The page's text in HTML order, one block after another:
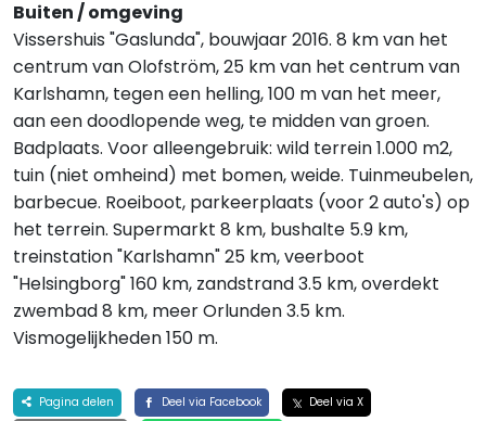
Buiten / omgeving
Vissershuis "Gaslunda", bouwjaar 2016. 8 km van het
centrum van Olofström, 25 km van het centrum van
Karlshamn, tegen een helling, 100 m van het meer,
aan een doodlopende weg, te midden van groen.
Badplaats. Voor alleengebruik: wild terrein 1.000 m2,
tuin (niet omheind) met bomen, weide. Tuinmeubelen,
barbecue. Roeiboot, parkeerplaats (voor 2 auto's) op
het terrein. Supermarkt 8 km, bushalte 5.9 km,
treinstation "Karlshamn" 25 km, veerboot
"Helsingborg" 160 km, zandstrand 3.5 km, overdekt
zwembad 8 km, meer Orlunden 3.5 km.
Vismogelijkheden 150 m.
Pagina delen Deel via Facebook
Deel via X